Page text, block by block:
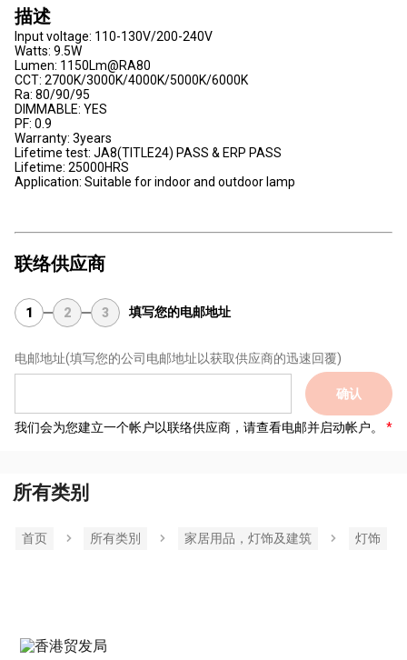
描述
Input voltage: 110-130V/200-240V
Watts: 9.5W
Lumen: 1150Lm@RA80
CCT: 2700K/3000K/4000K/5000K/6000K
Ra: 80/90/95
DIMMABLE: YES
PF: 0.9
Warranty: 3years
Lifetime test: JA8(TITLE24) PASS & ERP PASS
Lifetime: 25000HRS
Application: Suitable for indoor and outdoor lamp
联络供应商
1 2 3 填写您的电邮地址
电邮地址(填写您的公司电邮地址以获取供应商的迅速回覆)
确认
我们会为您建立一个帐户以联络供应商，请查看电邮并启动帐户。
所有类别
首页 所有类別 家居用品，灯饰及建筑 灯饰